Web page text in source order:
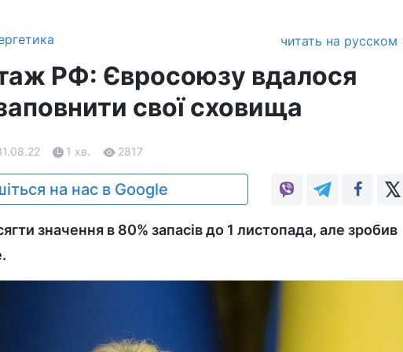
читать на русском
РФ: Євросоюзу вдалося
свої сховища
1 хв. 2817
на нас в Google
значення в 80% запасів до 1 листопада, але зробив